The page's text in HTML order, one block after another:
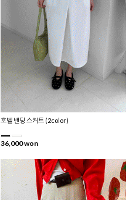
호벨 밴딩 스커트 (2color)
36,000 won